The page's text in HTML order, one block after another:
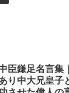
臣鎌足名言集
り中大兄皇子